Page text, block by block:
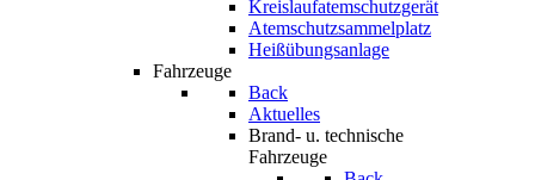
Kreislaufatemschutzgerät
Atemschutzsammelplatz
Heißübungsanlage
Fahrzeuge
Back
Aktuelles
Brand- u. technische
Fahrzeuge